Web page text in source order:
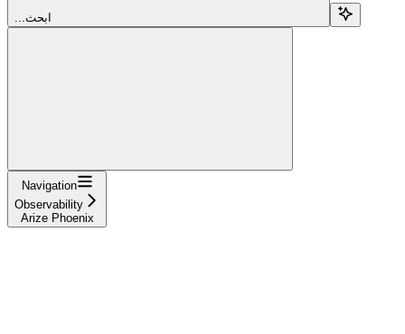
...ابحث
Navigation
Observability
Arize Phoenix